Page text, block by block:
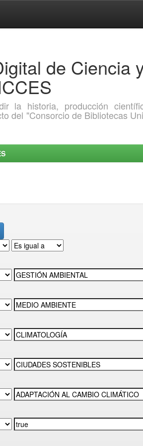
de Ciencia
la historia, producción
del "Consorcio de Bibliotecas